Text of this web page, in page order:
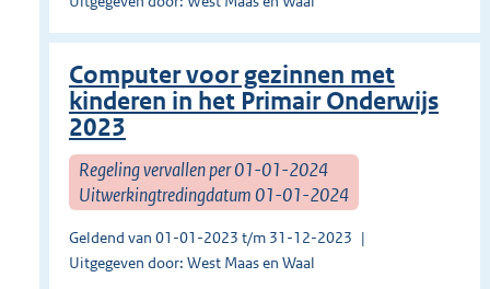
Computer voor gezinnen met
kinderen in het Primair Onderwijs
2023
Regeling vervallen per 01-01-2024
Uitwerkingtredingdatum 01-01-2024
Geldend van 01-01-2023 t/m 31-12-2023
Uitgegeven door: West Maas en Waal